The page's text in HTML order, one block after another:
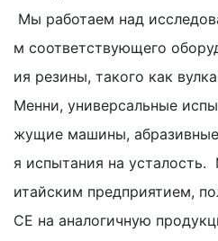
Мы работаем над
м соответствующего
ия резины, такого как
Менни, универсальные
жущие машины,
я испытания на
итайским предприятием,
CE на аналогичную